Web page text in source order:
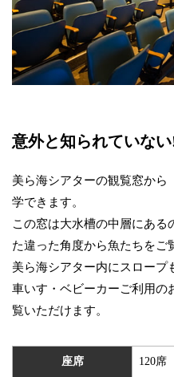
意外と知られていな
美ら海シアターの観覧窓から
学できます。
この窓は大水槽の中層にある
た違った角度から魚たちをご
美ら海シアター内にスロープ
車いす・ベビーカーご利用の
覧いただけます。
座席 120席